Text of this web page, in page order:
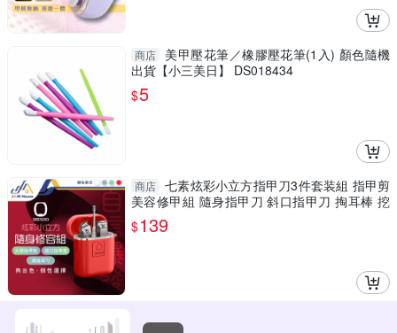
商店
美甲壓花筆／橡膠壓花筆(1入) 顏色隨機
出貨【小三美日】 DS018434
$5
商店 七素炫彩小立方指甲刀3件套装組 指甲剪
美容修甲組 隨身指甲刀 斜口指甲刀 掏耳棒 挖
耳棒
$139